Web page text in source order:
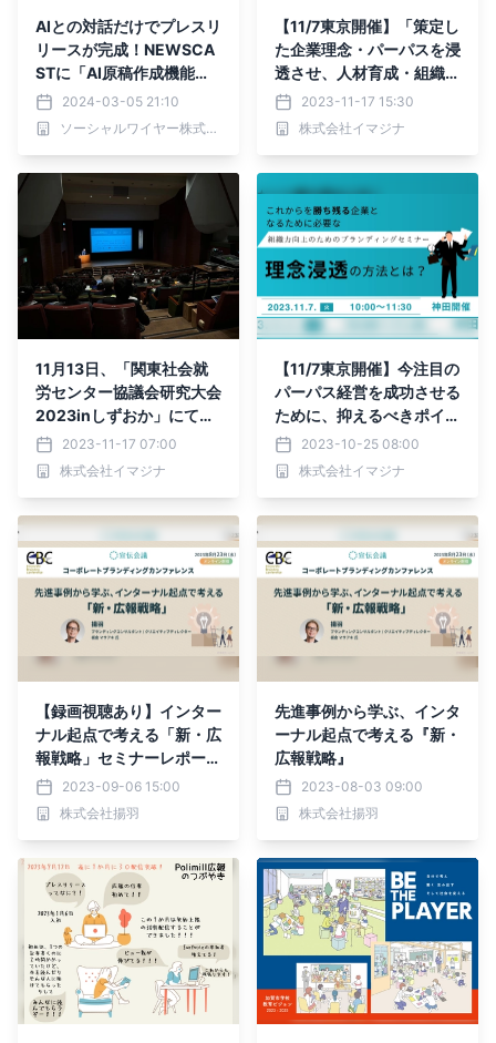
AIとの対話だけでプレスリ
リースが完成！NEWSCA
STに「AI原稿作成機能」
が登場2024-03-05 21:10
ソーシャルワイヤー株式会社
【11/7東京開催】「策定し
た企業理念・パーパスを浸
透させ、人材育成・組織強
化につなげる手法」を解説
するセミナーを開催しまし
た。
2023-11-17 15:30
株式会社イマジナ
11月13日、「関東社会就
労センター協議会研究大会
2023inしずおか」にて、
人材獲得・定着手法をお伝
えする講演会を開催
2023-11-17 07:00
株式会社イマジナ
【11/7東京開催】今注目の
パーパス経営を成功させる
ために、抑えるべきポイン
トを解説するブランディン
グセミナー
2023-10-25 08:00
株式会社イマジナ
【録画視聴あり】インター
ナル起点で考える「新・広
報戦略」セミナーレポート
公開2023-09-06 15:00
株式会社揚羽
先進事例から学ぶ、インタ
ーナル起点で考える『新・
広報戦略』
2023-08-03 09:00
株式会社揚羽